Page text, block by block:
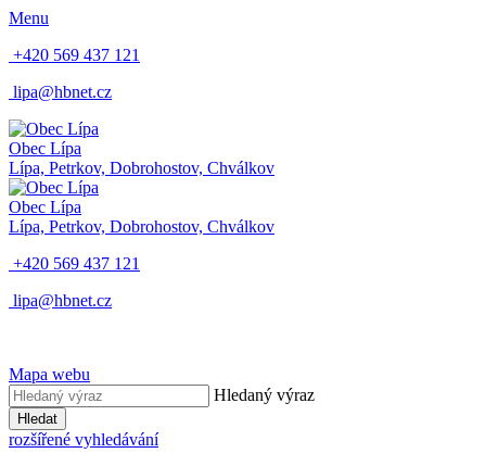
Menu
+420 569 437 121
lipa@hbnet.cz
Obec Lípa
Lípa, Petrkov, Dobrohostov, Chválkov
Obec Lípa
Lípa, Petrkov, Dobrohostov, Chválkov
+420 569 437 121
lipa@hbnet.cz
Mapa webu
Hledaný výraz
Hledat
rozšířené vyhledávání